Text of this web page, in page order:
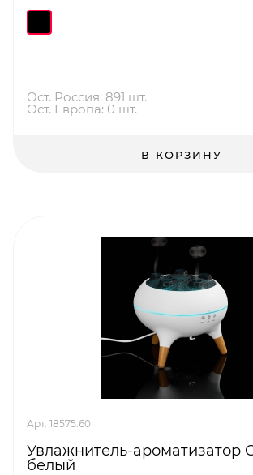
Ост. Россия: 891 шт.
Ост. Европа: 0 шт.
В КОРЗИНУ
Арт. 18575.60
Увлажнитель-ароматизатор
белый